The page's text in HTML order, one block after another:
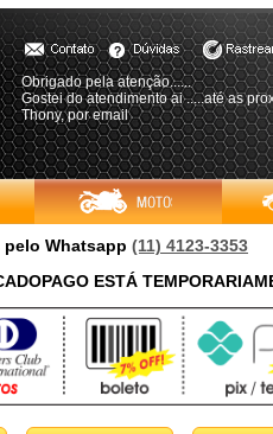
Obrigado pela atenção......
Gostei do atendimento ai .....até as
Thony, por email
Whatsapp (11) 4123-3353
ESTÁ